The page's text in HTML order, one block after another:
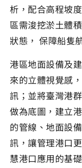
析，配合高程坡
區需浚挖淤土體
狀態， 保障船隻
港區地面設備及
來的立體視覺感
訊；並將臺灣港
做為底圖，建立
的管線、地面設
訊，讓管理港口
慧港口應用的基礎